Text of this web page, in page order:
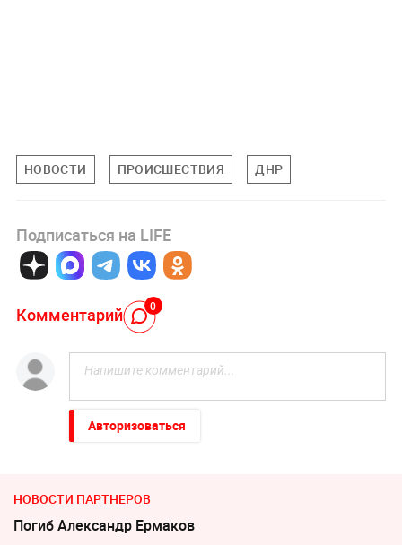
НОВОСТИ ПРОИСШЕСТВИЯ ДНР
Подписаться на LIFE
Комментарий 0
Авторизоваться
НОВОСТИ ПАРТНЕРОВ
Погиб Александр Ермаков